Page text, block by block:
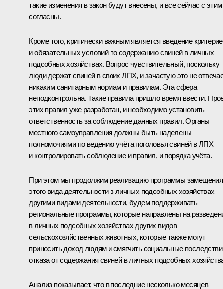
такие изменения в закон будут внесены, и все сейчас с этим
согласны.
Кроме того, критически важным является введение
и обязательных условий по содержанию свиней в личных
подсобных хозяйствах. Вопрос чувствительный, поскольку
люди держат свиней в своих ЛПХ, и зачастую это не
никаким санитарным нормам и правилам. Эта сфера
неподконтрольна. Такие правила пришло время ввести.
этих правил уже разработан, и необходимо установить
ответственность за соблюдение данных правил. Органы
местного самоуправления должны быть наделены
полномочиями по ведению учёта поголовья свиней в ЛПХ
и контролировать соблюдение и правил, и порядка учёта.
При этом мы продолжим реализацию программы замещения
этого вида деятельности в личных подсобных хозяйствах
другими видами деятельности, будем поддерживать
региональные программы, которые направлены на
в личных подсобных хозяйствах других видов
сельскохозяйственных животных, которые также могут
приносить доход людям и смягчить социальные
отказа от содержания свиней в личных подсобных
Анализ показывает, что в последние несколько месяцев